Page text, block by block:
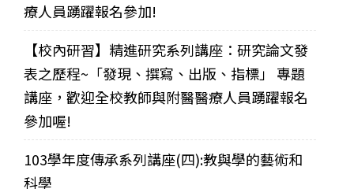
療人員踴躍報名參加!
【校內研習】精進研究系列講座：研究論文發
表之歷程~「發現、撰寫、出版、指標」 專題
講座，歡迎全校教師與附醫醫療人員踴躍報名
參加喔!
103學年度傳承系列講座(四):教與學的藝術和
科學